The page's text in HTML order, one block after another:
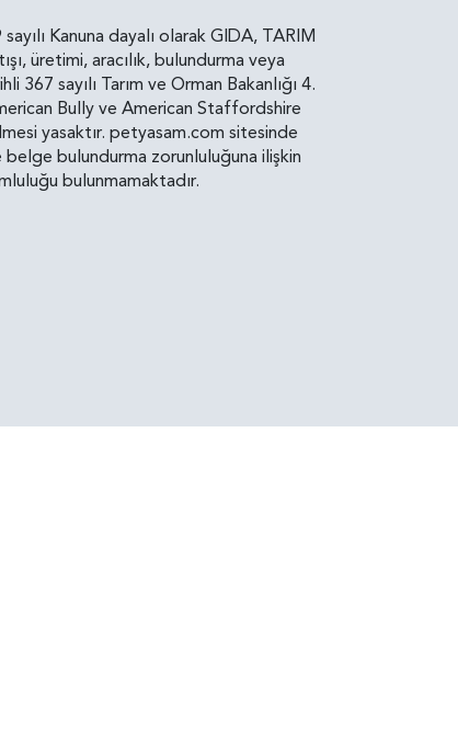
Kanuna dayalı olarak GIDA, TARIM
üretimi, aracılık, bulundurma veya
sayılı Tarım ve Orman Bakanlığı 4.
Bully ve American Staffordshire
yasaktır. petyasam.com sitesinde
bulundurma zorunluluğuna ilişkin
bulunmamaktadır.